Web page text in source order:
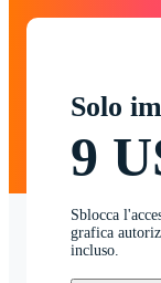
Solo
9
Sblocca
grafica
incluso.